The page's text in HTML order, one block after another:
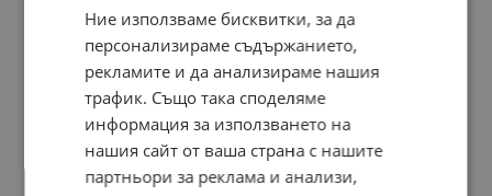
Ние използваме бисквитки, за да
персонализираме съдържанието,
рекламите и да анализираме нашия
трафик. Също така споделяме
информация за използването на
нашия сайт от ваша страна с нашите
партньори за реклама и анализи,